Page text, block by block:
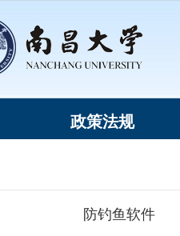
政策法规
防钓鱼软件